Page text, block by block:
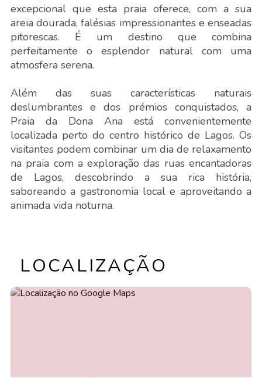
excepcional que esta praia oferece, com a sua
areia dourada, falésias impressionantes e enseadas
pitorescas. É um destino que combina
perfeitamente o esplendor natural com uma
atmosfera serena.
Além das suas características naturais
deslumbrantes e dos prémios conquistados, a
Praia da Dona Ana está convenientemente
localizada perto do centro histórico de Lagos. Os
visitantes podem combinar um dia de relaxamento
na praia com a exploração das ruas encantadoras
de Lagos, descobrindo a sua rica história,
saboreando a gastronomia local e aproveitando a
animada vida noturna.
LOCALIZAÇÃO